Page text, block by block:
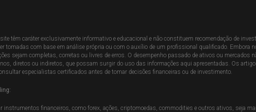
têm caráter exclusivamente informativo e educacional e não constituem recomendação de
tomadas com base em análise própria ou com o auxílio de um profissional qualificado. Embora
sejam completas, corretas ou livres de erros. O desempenho passado de ativos ou mercados
diretos ou indiretos, que possam surgir do uso das informações aqui apresentadas. Os
especialistas certificados antes de tomar decisões financeiras ou de investimento.
instrumentos financeiros, como forex, ações, criptomoedas, commodities e outros ativos, seja